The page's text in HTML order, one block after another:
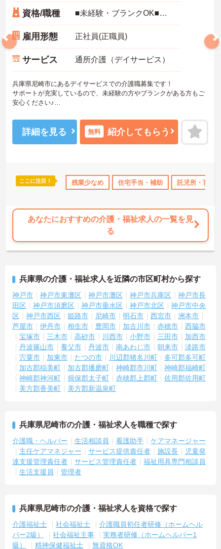
ボーナス・賞与あり 社会保険完備 交通費支給 退職金制度
資格/職種 ■未経験・ブランクOK■初任者研修（旧ヘルパー2級）必須■実務者研修、介護福祉士、介護支援専門員、自動車運転免許保持者歓迎 ■有料老人ホーム、グループホーム、サ高住、訪問介護、病院等での介護やリハビリスタッフ経験者歓迎
雇用形態 正社員(正職員)
サービス 通所介護（デイサービス）
兵庫県尼崎市にあるデイサービスでの介護職募集です！
サポートが充実しているので、未経験の方やブランクがある方もご
安心ください♪
きます◎
ご興味のある方には、面接対策ポイントなど、さらに詳細をお話し
いたしますのでお気軽にご相談ください！
詳細を見る 無料 紹介してもらう
ここに注目！ 残業少なめ 住宅手当・補助 託児所・育児
あなたにおすすめの介護・福祉求人の一覧を見
る
兵庫県の介護・福祉求人を近隣の市区町村から探す
神戸市 神戸市東灘区 神戸市灘区 神戸市兵庫区
神戸市長
田区
神戸市須磨区 神戸市垂水区 神戸市北区
神戸市中央
区
神戸市西区 姫路市 尼崎市 明石市 西宮市
洲本市
芦屋市
伊丹市 相生市 豊岡市 加古川市 赤穂市
西脇市
宝塚市
三木市 高砂市 川西市 小野市 三田市
加西市
丹波篠山市
養父市 丹波市 南あわじ市 朝来市
淡路市
宍粟市
加東市 たつの市 川辺郡猪名川町
多可郡多可町
加古郡稲美町
加古郡播磨町 神崎郡市川町
神崎郡福崎町
神崎郡神河町
揖保郡太子町 赤穂郡上郡町
佐用郡佐用町
美方郡香美町
美方郡新温泉町
兵庫県尼崎市の介護・福祉求人を職種で探す
介護職・ヘルパー 生活相談員 看護助手
ケアマネージャー
主任ケアマネジャー
サービス提供責任者 施設長
児童発
達支援管理責任者
サービス管理責任者
福祉用具専門相談員
生活支援員
管理者
兵庫県尼崎市の介護・福祉求人を資格で探す
介護福祉士 社会福祉士
介護職員初任者研修（ホームヘル
パー2級）
社会福祉主事
実務者研修（ホームヘルパー1
級）
精神保健福祉士 無資格OK